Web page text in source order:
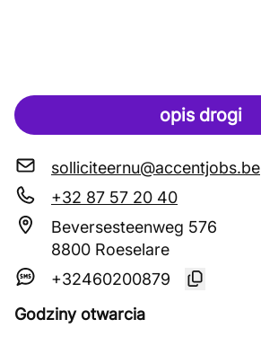
opis drogi
solliciteernu@accentjobs.be
+32 87 57 20 40
Beversesteenweg 576
8800 Roeselare
+32460200879
Godziny otwarcia